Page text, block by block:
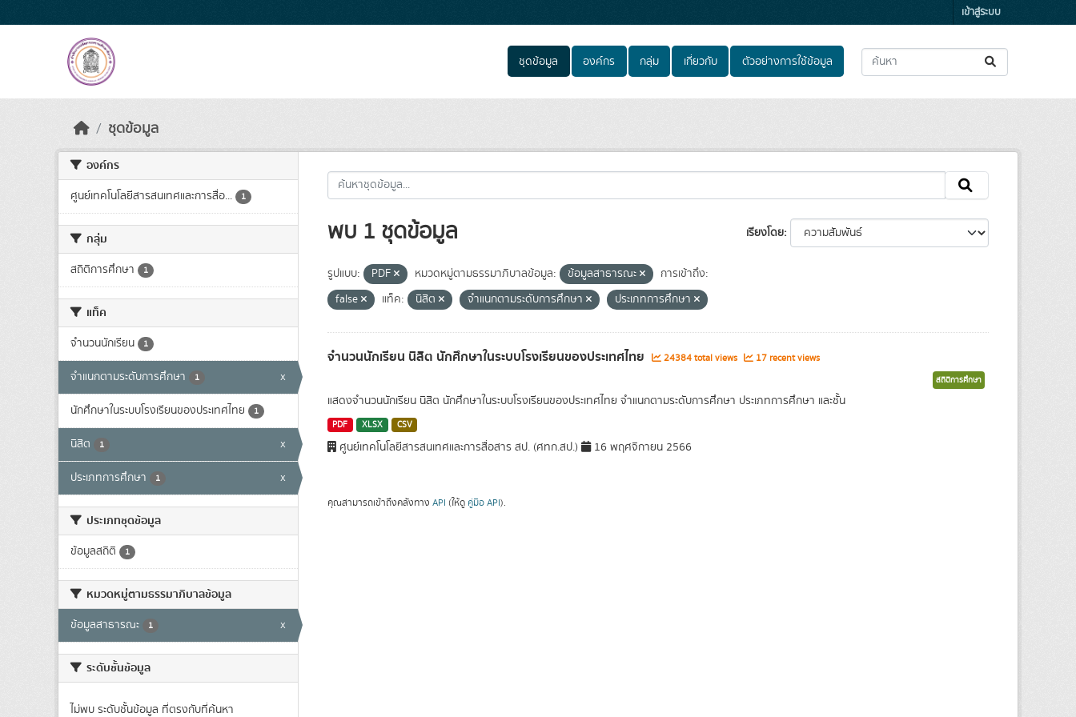
เข้าสู่ระบบ
ชุดข้อมูล องค์กร กลุ่ม เกี่ยวกับ ตัวอย่างการใช้ข้อมูล
ชุดข้อมูล
องค์กร
ศูนย์เทคโนโลยีสารสนเทศและการสื่อ... 1
กลุ่ม
สถิติการศึกษา 1
แท็ค
จำนวนนักเรียน 1
จำแนกตามระดับการศึกษา 1 x
นักศึกษาในระบบโรงเรียนของประเทศไทย 1
นิสิต 1 x
ประเภทการศึกษา 1 x
ประเภทชุดข้อมูล
ข้อมูลสถิติ 1
หมวดหมู่ตามธรรมาภิบาลข้อมูล
ข้อมูลสาธารณะ 1 x
ระดับชั้นข้อมูล
ไม่พบ ระดับชั้นข้อมูล ที่ตรงกับที่ค้นหา
เรียงโดย
พบ 1 ชุดข้อมูล
รูปแบบ: PDF หมวดหมู่ตามธรรมาภิบาลข้อมูล: ข้อมูลสาธารณะ
การเข้าถึง:
false
แท็ค: นิสิต จำแนกตามระดับการศึกษา ประเภทการศึกษา
จำนวนนักเรียน นิสิต นักศึกษาในระบบโรงเรียนของประเทศไทย 24384 total views 17 recent views
สถิติการศึกษา
แสดงจำนวนนักเรียน นิสิต นักศึกษาในระบบโรงเรียนของประเทศไทย จำแนกตามระดับการศึกษา ประเภทการศึกษา และชั้น
PDF XLSX CSV
ศูนย์เทคโนโลยีสารสนเทศและการสื่อสาร สป. (ศทก.สป.) 16 พฤศจิกายน 2566
คุณสามารถเข้าถึงคลังทาง API (ให้ดู คู่มือ API).